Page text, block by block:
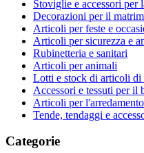
Stoviglie e accessori per
Decorazioni per il
Articoli per feste e
Articoli per sicurezza e
Rubinetteria e sanitari
Articoli per animali
Lotti e stock di articoli di
Accessori e tessuti per il
Articoli per
Tende, tendaggi e
Categorie